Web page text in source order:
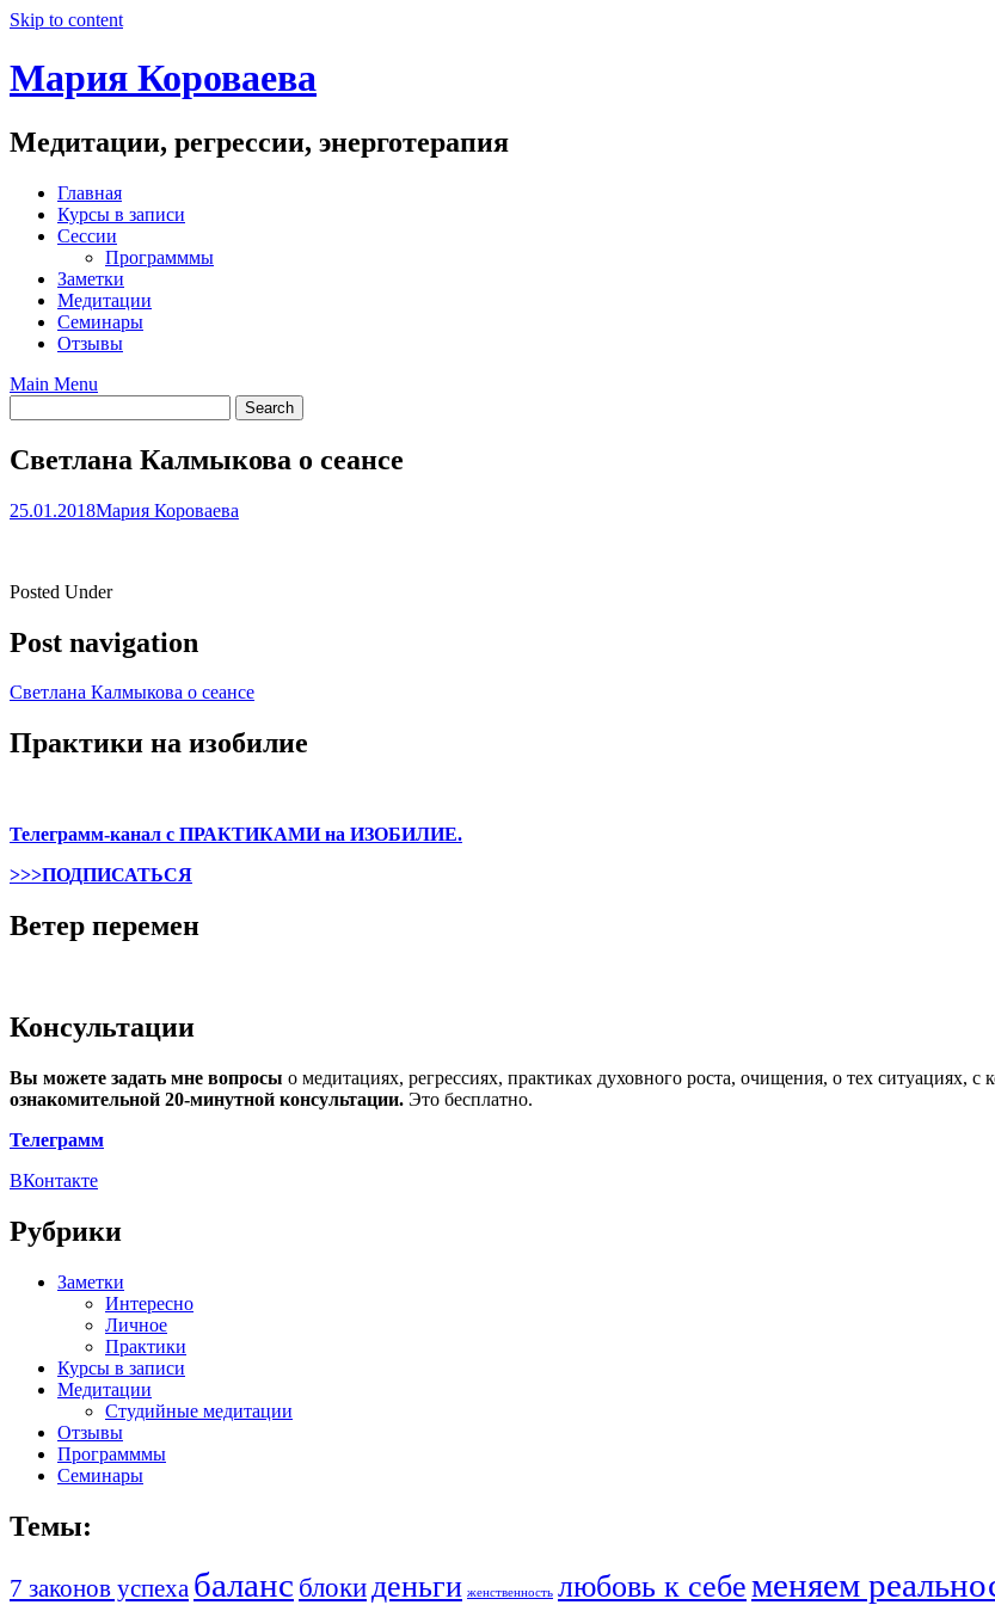
Skip to content
Мария Короваева
Медитации, регрессии, энерготерапия
Главная
Курсы в записи
Сессии
Программмы
Заметки
Медитации
Семинары
Отзывы
Main Menu
Светлана Калмыкова о сеансе
25.01.2018Мария Короваева
Posted Under
Post navigation
Светлана Калмыкова о сеансе
Практики на изобилие
Телеграмм-канал с ПРАКТИКАМИ на ИЗОБИЛИЕ.
>>>ПОДПИСАТЬСЯ
Ветер перемен
Консультации
Вы можете задать мне вопросы о медитациях, регрессиях, практиках духовного роста, очищения, о тех ситуациях, с
ознакомительной 20-минутной консультации. Это бесплатно.
Телеграмм
ВКонтакте
Рубрики
Заметки
Интересно
Личное
Практики
Курсы в записи
Медитации
Студийные медитации
Отзывы
Программмы
Семинары
Темы:
7 законов успеха баланс блокиденьги женственность любовь к себеменяем